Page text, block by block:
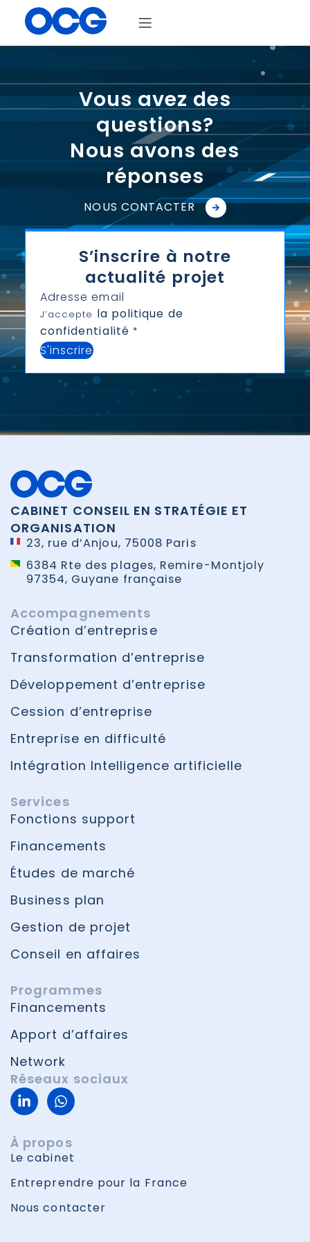
Vous avez des
questions?
Nous avons des
réponses
NOUS CONTACTER
S’inscrire à notre
actualité projet
J’accepte la politique de
confidentialité *
S'inscrire
CABINET CONSEIL EN STRATÉGIE ET
ORGANISATION
23, rue d’Anjou, 75008 Paris
6384 Rte des plages, Remire-Montjoly
97354, Guyane française
Accompagnements
Création d’entreprise
Transformation d’entreprise
Développement d’entreprise
Cession d’entreprise
Entreprise en difficulté
Intégration Intelligence artificielle
Services
Fonctions support
Financements
Études de marché
Business plan
Gestion de projet
Conseil en affaires
Programmes
Financements
Apport d’affaires
Network
Réseaux sociaux
À propos
Le cabinet
Entreprendre pour la France
Nous contacter